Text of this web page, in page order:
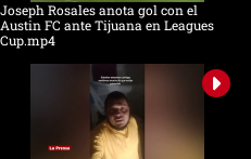
Joseph Rosales anota gol con el
Austin FC ante Tijuana en Leagues
Cup.mp4